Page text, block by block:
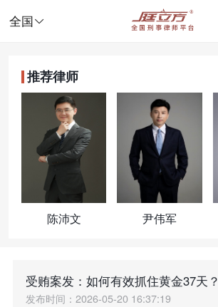
全国 
推荐律师
陈沛文 尹伟军
受贿案发：如何有效抓住黄金37天？
发布时间：2026-05-20 16:37:19